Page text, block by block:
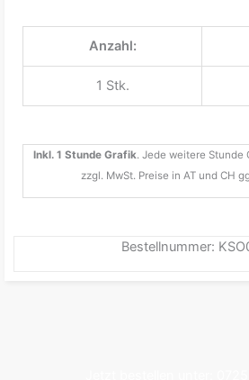
Anzahl:
1 Stk.
Inkl. 1 Stunde Grafik. Jede weitere Stunde
zzgl. MwSt. Preise in AT und CH
Bestellnummer: